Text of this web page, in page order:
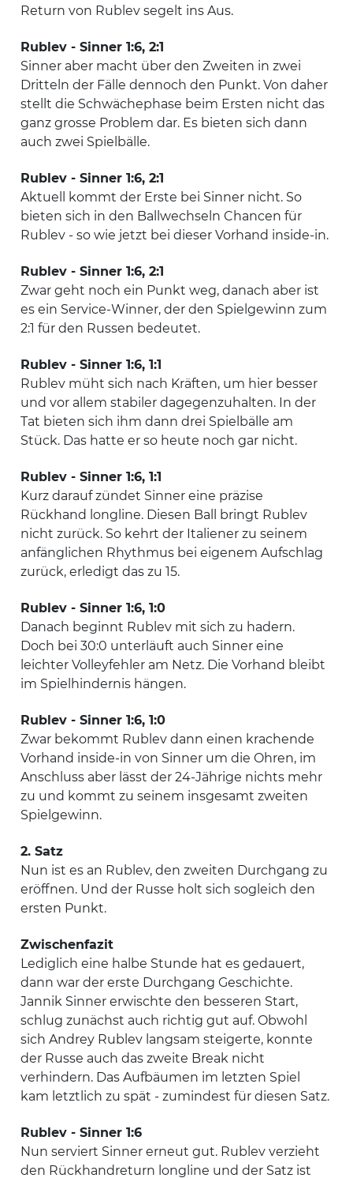
Return von Rublev segelt ins Aus.
Rublev - Sinner 1:6, 2:1
Sinner aber macht über den Zweiten in zwei
Dritteln der Fälle dennoch den Punkt. Von daher
stellt die Schwächephase beim Ersten nicht das
ganz grosse Problem dar. Es bieten sich dann
auch zwei Spielbälle.
Rublev - Sinner 1:6, 2:1
Aktuell kommt der Erste bei Sinner nicht. So
bieten sich in den Ballwechseln Chancen für
Rublev - so wie jetzt bei dieser Vorhand inside-in.
Rublev - Sinner 1:6, 2:1
Zwar geht noch ein Punkt weg, danach aber ist
es ein Service-Winner, der den Spielgewinn zum
2:1 für den Russen bedeutet.
Rublev - Sinner 1:6, 1:1
Rublev müht sich nach Kräften, um hier besser
und vor allem stabiler dagegenzuhalten. In der
Tat bieten sich ihm dann drei Spielbälle am
Stück. Das hatte er so heute noch gar nicht.
Rublev - Sinner 1:6, 1:1
Kurz darauf zündet Sinner eine präzise
Rückhand longline. Diesen Ball bringt Rublev
nicht zurück. So kehrt der Italiener zu seinem
anfänglichen Rhythmus bei eigenem Aufschlag
zurück, erledigt das zu 15.
Rublev - Sinner 1:6, 1:0
Danach beginnt Rublev mit sich zu hadern.
Doch bei 30:0 unterläuft auch Sinner eine
leichter Volleyfehler am Netz. Die Vorhand bleibt
im Spielhindernis hängen.
Rublev - Sinner 1:6, 1:0
Zwar bekommt Rublev dann einen krachende
Vorhand inside-in von Sinner um die Ohren, im
Anschluss aber lässt der 24-Jährige nichts mehr
zu und kommt zu seinem insgesamt zweiten
Spielgewinn.
2. Satz
Nun ist es an Rublev, den zweiten Durchgang zu
eröffnen. Und der Russe holt sich sogleich den
ersten Punkt.
Zwischenfazit
Lediglich eine halbe Stunde hat es gedauert,
dann war der erste Durchgang Geschichte.
Jannik Sinner erwischte den besseren Start,
schlug zunächst auch richtig gut auf. Obwohl
sich Andrey Rublev langsam steigerte, konnte
der Russe auch das zweite Break nicht
verhindern. Das Aufbäumen im letzten Spiel
kam letztlich zu spät - zumindest für diesen Satz.
Rublev - Sinner 1:6
Nun serviert Sinner erneut gut. Rublev verzieht
den Rückhandreturn longline und der Satz ist